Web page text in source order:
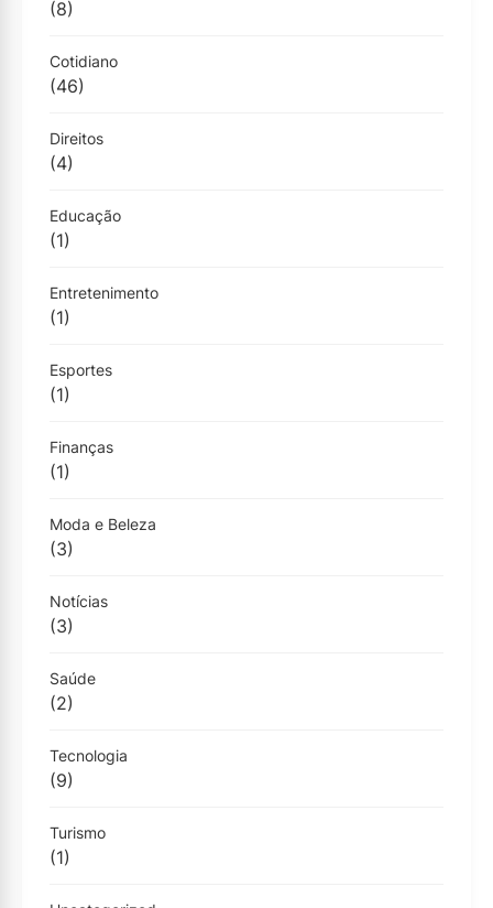
(8)
Cotidiano
(46)
Direitos
(4)
Educação
(1)
Entretenimento
(1)
Esportes
(1)
Finanças
(1)
Moda e Beleza
(3)
Notícias
(3)
Saúde
(2)
Tecnologia
(9)
Turismo
(1)